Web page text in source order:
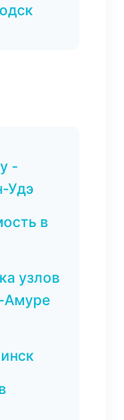
-
Удэ
в
узлов
Амуре